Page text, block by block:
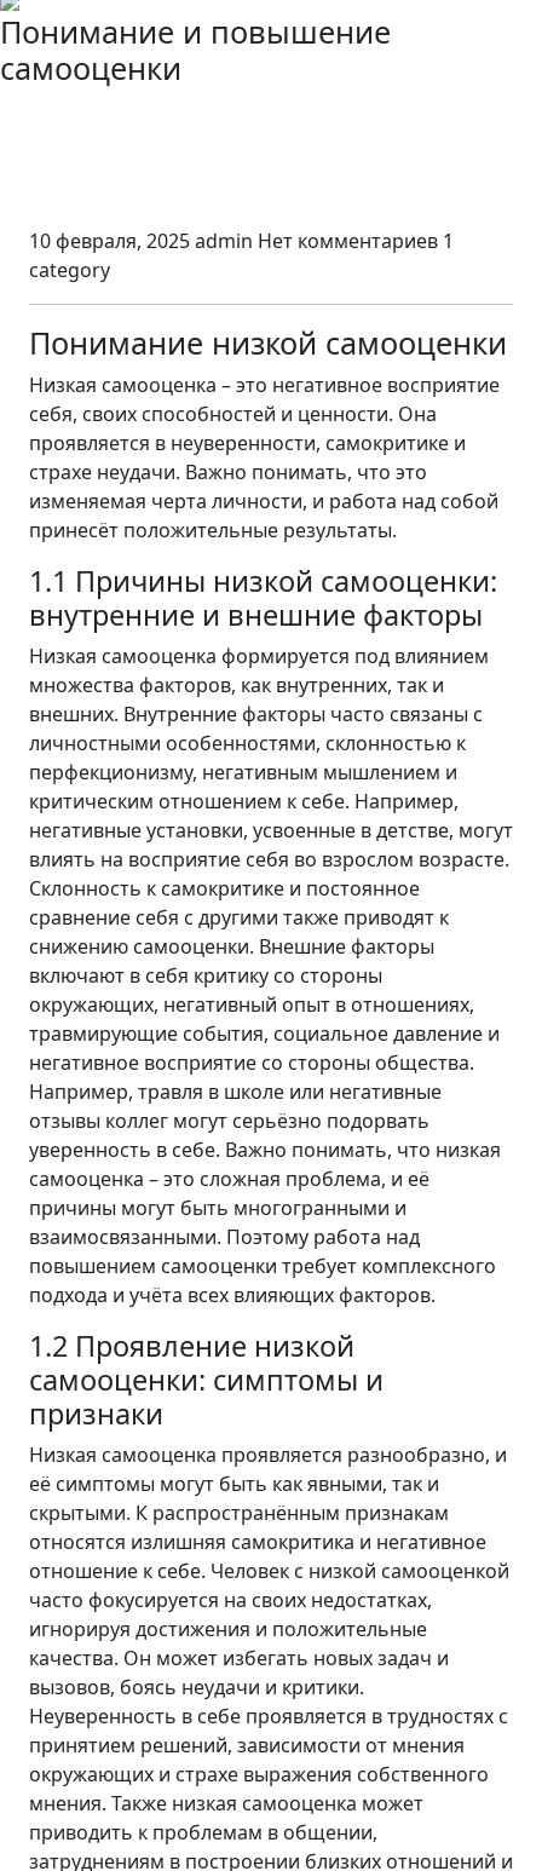
Закрыть
Понимание и повышение
самооценки
10 февраля, 2025admin Нет комментариев 1
category
Понимание низкой самооценки
Низкая самооценка – это негативное восприятие
себя, своих способностей и ценности. Она
проявляется в неуверенности, самокритике и
страхе неудачи. Важно понимать, что это
изменяемая черта личности, и работа над собой
принесёт положительные результаты.
1.1 Причины низкой самооценки:
внутренние и внешние факторы
Низкая самооценка формируется под влиянием
множества факторов, как внутренних, так и
внешних. Внутренние факторы часто связаны с
личностными особенностями, склонностью к
перфекционизму, негативным мышлением и
критическим отношением к себе. Например,
негативные установки, усвоенные в детстве, могут
влиять на восприятие себя во взрослом возрасте.
Склонность к самокритике и постоянное
сравнение себя с другими также приводят к
снижению самооценки. Внешние факторы
включают в себя критику со стороны
окружающих, негативный опыт в отношениях,
травмирующие события, социальное давление и
негативное восприятие со стороны общества.
Например, травля в школе или негативные
отзывы коллег могут серьёзно подорвать
уверенность в себе. Важно понимать, что низкая
самооценка – это сложная проблема, и её
причины могут быть многогранными и
взаимосвязанными. Поэтому работа над
повышением самооценки требует комплексного
подхода и учёта всех влияющих факторов.
1.2 Проявление низкой
самооценки: симптомы и
признаки
Низкая самооценка проявляется разнообразно, и
её симптомы могут быть как явными, так и
скрытыми. К распространённым признакам
относятся излишняя самокритика и негативное
отношение к себе. Человек с низкой самооценкой
часто фокусируется на своих недостатках,
игнорируя достижения и положительные
качества. Он может избегать новых задач и
вызовов, боясь неудачи и критики.
Неуверенность в себе проявляется в трудностях с
принятием решений, зависимости от мнения
окружающих и страхе выражения собственного
мнения. Также низкая самооценка может
приводить к проблемам в общении,
затруднениям в построении близких отношений и